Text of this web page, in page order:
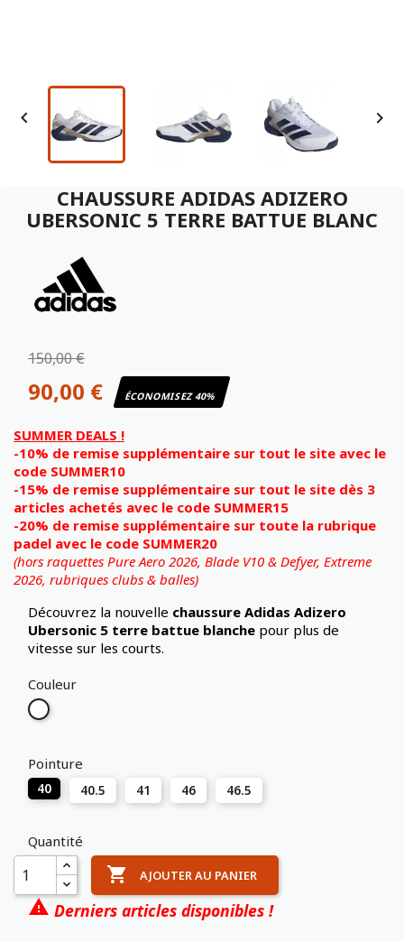
 
CHAUSSURE ADIDAS ADIZERO
UBERSONIC 5 TERRE BATTUE BLANC
150,00 €
90,00 € ÉCONOMISEZ 40%
SUMMER DEALS !
-10% de remise supplémentaire sur tout le site avec le
code SUMMER10
-15% de remise supplémentaire sur tout le site dès 3
articles achetés avec le code SUMMER15
-20% de remise supplémentaire sur toute la rubrique
padel avec le code SUMMER20
(hors raquettes Pure Aero 2026, Blade V10 & Defyer, Extreme
2026, rubriques clubs & balles)
Découvrez la nouvelle chaussure Adidas Adizero
Ubersonic 5 terre battue blanche pour plus de
vitesse sur les courts.
Couleur
Blanc
Pointure
40 40.5 41 46 46.5
Quantité
 AJOUTER AU PANIER
 Derniers articles disponibles !